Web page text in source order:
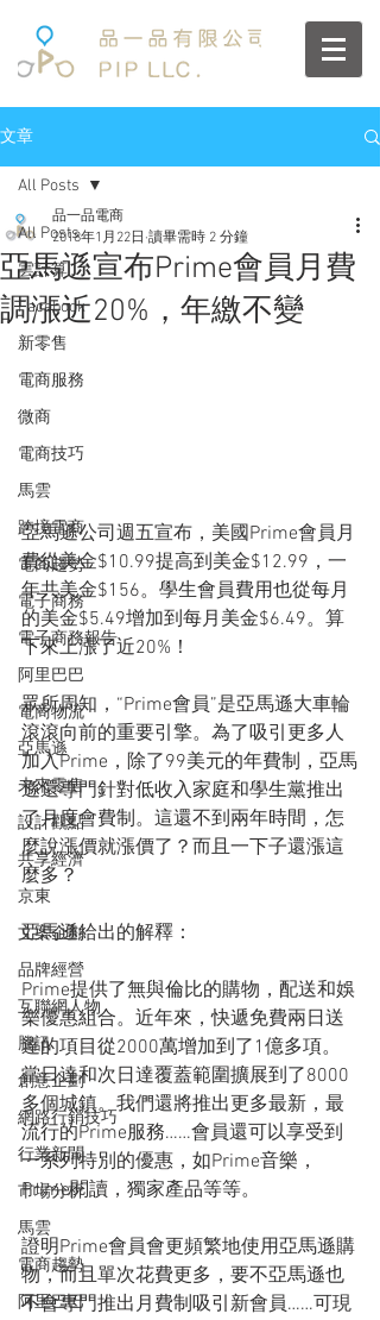
文章
All Posts
雲計算
Facebook
新零售
電商服務
微商
電商技巧
馬雲
跨境電商
電商趨勢
電子商務
電子商務報告
阿里巴巴
電商物流
亞馬遜
未來零售
設計觀點
共享經濟
京東
文案企劃
品牌經營
互聯網人物
騰訊
創意企劃
網路行銷技巧
行業新聞
市場分析
馬雲
電商趨勢
阿里巴巴
All Posts
亞馬遜宣布Prime會員月費
調漲近20%，年繳不變
品一品電商
2018年1月22日 讀畢需時 2 分鐘
亞馬遜公司週五宣布，美國Prime會員月
費從美金$10.99提高到美金$12.99，一
年共美金$156。學生會員費用也從每月
的美金$5.49增加到每月美金$6.49。算
下來上漲了近20%！
眾所周知，“Prime會員”是亞馬遜大車輪
滾滾向前的重要引擎。為了吸引更多人
加入Prime，除了99美元的年費制，亞馬
遜還專門針對低收入家庭和學生黨推出
了月度會費制。這還不到兩年時間，怎
麼說漲價就漲價了？而且一下子還漲這
麼多？
亞馬遜給出的解釋：
Prime提供了無與倫比的購物，配送和娛
樂優惠組合。近年來，快遞免費兩日送
達的項目從2000萬增加到了1億多項。
當日達和次日達覆蓋範圍擴展到了8000
多個城鎮。我們還將推出更多最新，最
流行的Prime服務……會員還可以享受到
一系列特別的優惠，如Prime音樂，
Prime閱讀，獨家產品等等。
證明Prime會員會更頻繁地使用亞馬遜購
物，而且單次花費更多，要不亞馬遜也
不會專門推出月費制吸引新會員……可現